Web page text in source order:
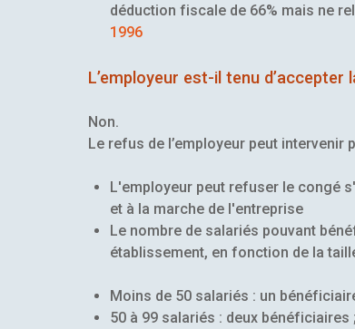
déduction fiscale de 66% mais ne
1996
L’employeur est-il tenu
Non.
Le refus de l’employeur peut intervenir
L'employeur peut refuser le congé
et à la marche de l'entreprise
Le nombre de salariés pouvant
établissement, en fonction de la
Moins de 50 salariés : un
50 à 99 salariés : deux bénéficiaires ;